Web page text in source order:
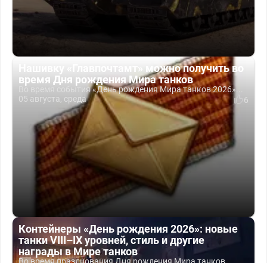
Нашивку «Главпочтамт» можно получить во
время Дня рождения Мира танков
Во время события «День рождения Мира танков 2026»...
05 августа, среда
6
Контейнеры «День рождения 2026»: новые
танки VIII–IX уровней, стиль и другие
награды в Мире танков